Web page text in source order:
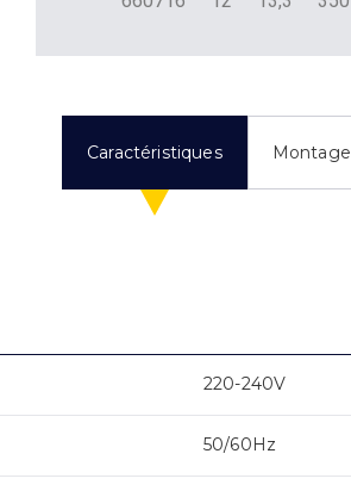
Caractéristiques Montage
220-240V
50/60Hz